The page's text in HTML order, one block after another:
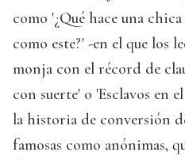
como '¿Qué hace una
como este?' -en el que los
monja con el récord de
con suerte' o 'Esclavos en
la historia de conversión
famosas como anónimas,